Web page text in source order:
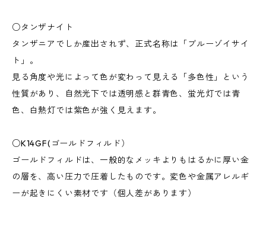
○タンザナイト
タンザニアでしか産出されず、正式名称は「ブルーゾイサイ
ト」。
見る角度や光によって色が変わって見える「多色性」という
性質があり、自然光下では透明感と群青色、蛍光灯では青
色、白熱灯では紫色が強く見えます。
○K14GF(ゴールドフィルド）
ゴールドフィルドは、一般的なメッキよりもはるかに厚い金
の層を、高い圧力で圧着したものです。変色や金属アレルギ
ーが起きにくい素材です（個人差があります）